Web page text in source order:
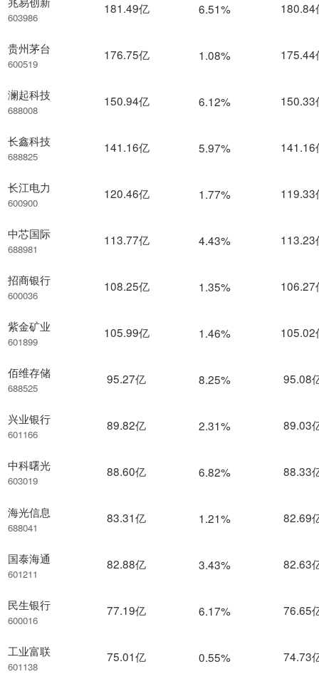
603986
贵州茅台
600519
澜起科技
688008
长鑫科技
688825
长江电力
600900
中芯国际
688981
招商银行
600036
紫金矿业
601899
佰维存储
688525
兴业银行
601166
中科曙光
603019
海光信息
688041
国泰海通
601211
民生银行
600016
工业富联
601138
181.49亿 6.51% 180.84
176.75亿 1.08% 175.44
150.94亿 6.12% 150.33
141.16亿 5.97% 141.16
120.46亿 1.77% 119.33
113.77亿 4.43% 113.23
108.25亿 1.35% 106.27
105.99亿 1.46% 105.02
95.27亿 8.25% 95.08
89.82亿 2.31% 89.03
88.60亿 6.82% 88.33
83.31亿 1.21% 82.69
82.88亿 3.43% 82.63
77.19亿 6.17% 76.65
75.01亿 0.55% 74.73